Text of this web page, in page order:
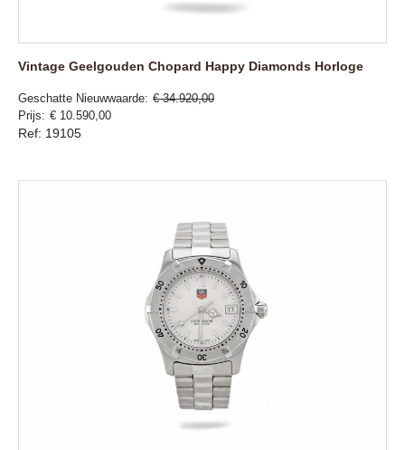
Vintage Geelgouden Chopard Happy Diamonds Horloge
Geschatte Nieuwwaarde € 34.920,00
Prijs
€ 10.590,00
Ref: 19105